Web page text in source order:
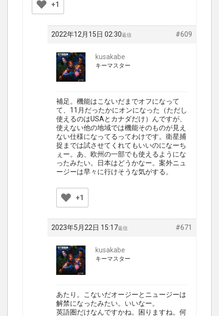
+1
2022年12月15日 02:30 #609
返信
kusakabe
キーマスター
補足。機能はこないだまでオフになって
て、11月だったかにオンになった（ただし
使えるのはUSAとカナダだけ）んですが、
使えない他の地域では機能そのものが見え
ない仕様になってるってわけです。衛星捕
捉までは試させてくれてもいいのになーち
ぇー。あ、欧州の一部でも使えるようにな
ったみたい。日本はどうかなー。案外ニュ
ージーは早々に行けそうな気がする。
+1
2023年5月22日 15:17 #671
返信
kusakabe
キーマスター
あたり。こないだオージーとニュージーは
解禁になったみたい。いいなー。
英語圏だけなんですかね。困りますね。何